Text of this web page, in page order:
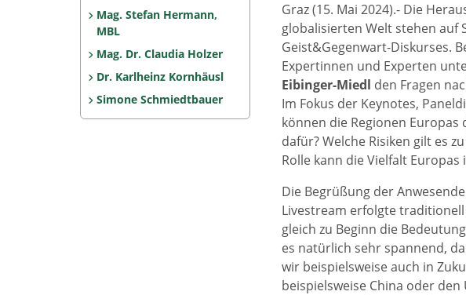
Mag. Stefan Hermann,
MBL
Mag. Dr. Claudia Holzer
Dr. Karlheinz Kornhäusl
Simone Schmiedtbauer
Graz (15. Mai 2024).- Die
globalisierten Welt stehen auf
Geist&Gegenwart-Diskurses.
Expertinnen und Experten
Eibinger-Miedl den Fragen
Im Fokus der Keynotes,
können die Regionen
dafür? Welche Risiken gilt es
Rolle kann die Vielfalt
Die Begrüßung der
Livestream erfolgte
gleich zu Beginn die
es natürlich sehr spannend,
wir beispielsweise auch in
beispielsweise China oder